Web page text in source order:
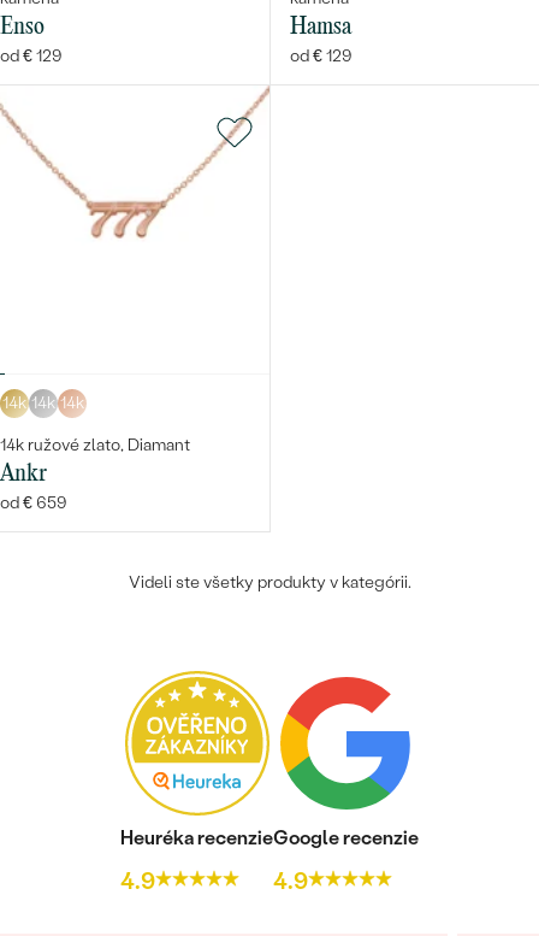
Enso
od € 129
Hamsa
od € 129
14k 14k 14k
14k ružové zlato, Diamant
Ankr
od € 659
Videli ste všetky produkty v kategórii.
Heuréka recenzie
4.9
Google recenzie
4.9